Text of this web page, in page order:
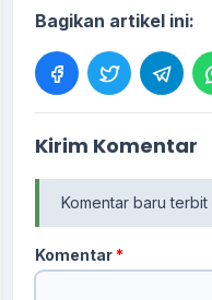
Bagikan artikel ini:
Kirim Komentar
Komentar baru
Komentar*